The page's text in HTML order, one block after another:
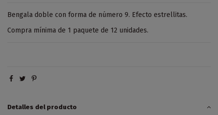
Bengala doble con forma de número 9. Efecto estrellitas.
Compra mínima de 1 paquete de 12 unidades.
Detalles del producto